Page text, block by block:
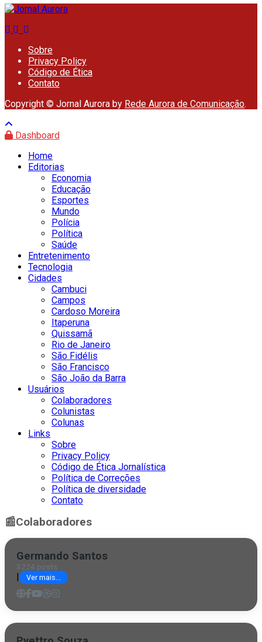
Sobre
Privacy Policy
Código de Ética
Contato
Copyright © Jornal Aurora by Rede Aurora de Comunicação.
Dashboard
Home
Editorias
Economia
Educação
Esportes
Mundo
Polícia
Política
Saúde
Entretenimento
Tecnologia
Cidades
Cambuci
Campos
Cardoso Moreira
Itaperuna
Quissamã
Rio de Janeiro
São Fidélis
São Francisco
São João da Barra
Usuários
Colaboradores
Colunistas
Colunas
Links
Sobre
Privacy Policy
Código de Ética Jornalística
Política de Correções
Política de diversidade
Contato
📰Colaboradores
Germando Santos
3224 posts
| Ver mais...